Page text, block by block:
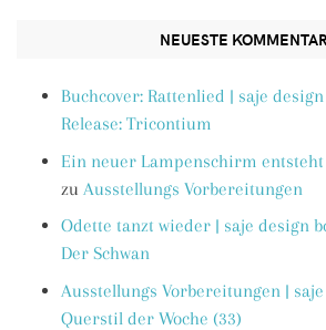
NEUESTE
Buchcover: Rattenlied | saje
Release: Tricontium
Ein neuer Lampenschirm
zu Ausstellungs Vorbereitungen
Odette tanzt wieder | saje design
Der Schwan
Ausstellungs Vorbereitungen |
Querstil der Woche (33)